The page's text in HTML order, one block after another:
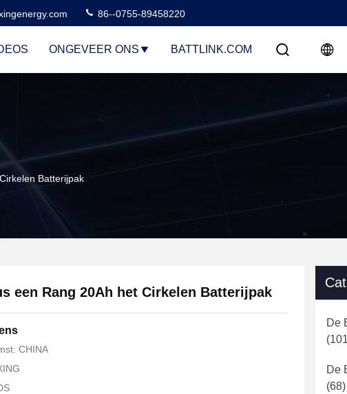
86--0755-89458220
ONGEVEER ONS BATTLINK.COM
Batterijpak
een Rang 20Ah het Cirkelen Batterijpak
CHINA
De
De
(68)